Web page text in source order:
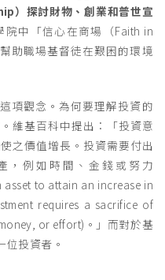
）探討財物、創業和普世宣
院中「信心在商場（Faith in
助職場基督徒在艱困的環境
項觀念。為何要理解投資的
維基百科中提出：「投資意
之價值增長。投資需要付出
，例如時間、金錢或努力
to attain an increase in
requires a sacrifice of
or effort)。」而對於基
位投資者。